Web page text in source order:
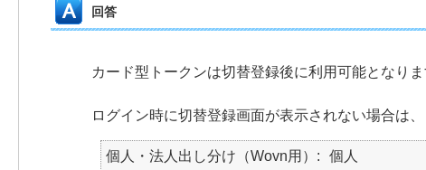
回答
カード型トークンは切替登録後に利用可能となりま
ログイン時に切替登録画面が表示されない場合は
個人・法人出し分け（Wovn用） 個人